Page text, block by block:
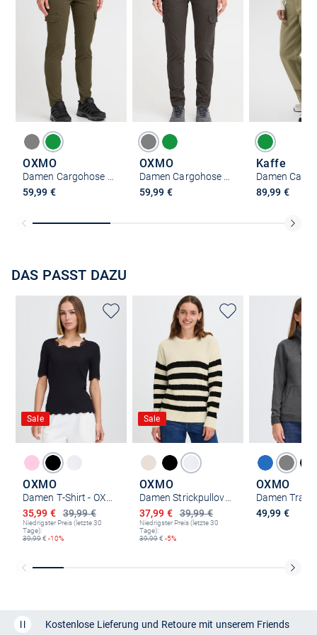
OXMO
59,99 €
OXMO
59,99 €
Kaffe
89,99 €
DAS PASST DAZU
Sale
OXMO
Damen T-Shirt - OXNSuna Lace
39,99 €
Ermäßigter Preis
35,99 €
Niedrigster Preis (letzte 30
Tage):
39,99€ -10%
Sale
OXMO
Damen Strickpullover - OXKavina
39,99 €
Ermäßigter Preis
37,99 €
Niedrigster Preis (letzte 30
Tage):
39,99€ -5%
OXMO
49,99 €
Kostenlose Lieferung und Retoure mit unserem Friends